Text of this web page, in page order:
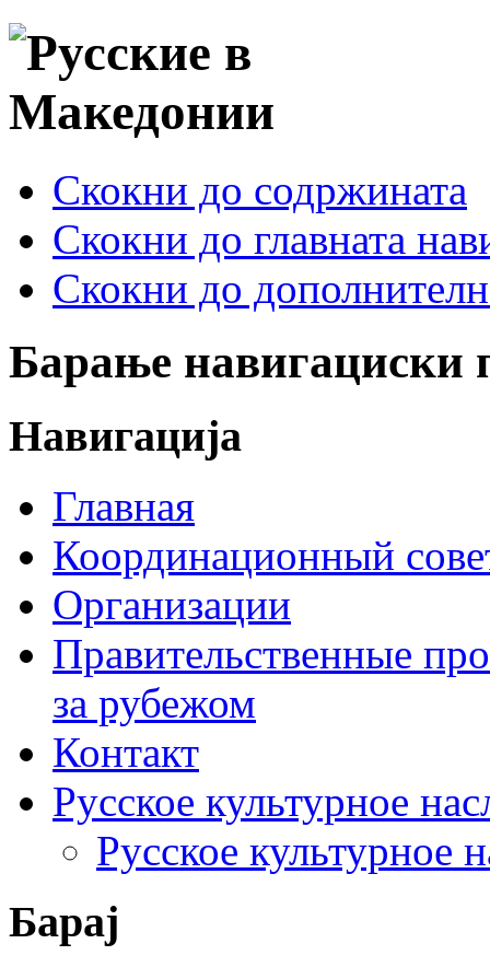
Скокни до содржината
Скокни до главната
Скокни до
Барање навигациски
Навигација
Главная
Координационный
Организации
Правительственные
за рубежом
Контакт
Русское культурное
Русское культурное
Барај